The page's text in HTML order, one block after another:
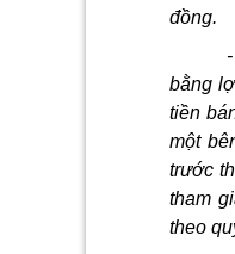
đồng.
bằng
tiền
một
trước
tham
theo